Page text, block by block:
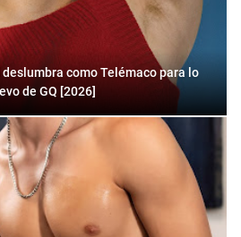
deslumbra como Telémaco para lo
de GQ [2026]